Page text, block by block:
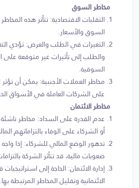
مخاطر السوق
التقلبات الاقتصادية: تتأثر هذه
السوق والأسعار.
التغيرات في الطلب والعرض: تؤدي
والطلب إلى تأثيرات غير متوقعة على
السوقية.
مخاطر العملات الأجنبية: يمكن أن
على الشركات العاملة في الأسواق
مخاطر الائتمان
عدم القدرة على السداد: مخاطر
أو الشركاء على الوفاء بالتزاماتهم
تدهور الوضع المالي للشركاء: إذا واجه
صعوبات مالية، قد تتأثر الشركة
إدارة الائتمان: الحاجة إلى استراتيجيات
الائتمانية وتقليل المخاطر المرتبطة بها.